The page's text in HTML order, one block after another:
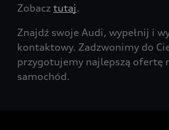
Zobacz tutaj.
Znajdź swoje Audi, wypełnij i
kontaktowy. Zadzwonimy do
przygotujemy najlepszą ofertę
samochód.